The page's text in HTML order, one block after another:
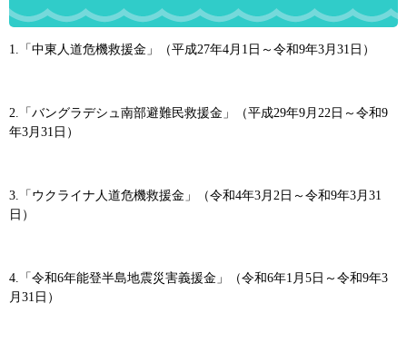
1.「中東人道危機救援金」（平成27年4月1日～令和9年3月31日）
2.「バングラデシュ南部避難民救援金」（平成29年9月22日～令和9
年3月31日）
3.「ウクライナ人道危機救援金」（令和4年3月2日～令和9年3月31
日）
4.「令和6年能登半島地震災害義援金」（令和6年1月5日～令和9年3
月31日）